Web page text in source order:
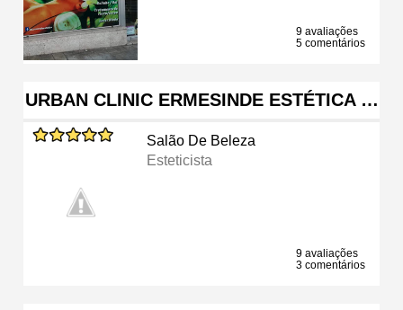
9 avaliações
5 comentários
URBAN CLINIC ERMESINDE ESTÉTICA …
Salão De Beleza
Esteticista
9 avaliações
3 comentários